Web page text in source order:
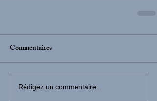
Commentaires
Rédigez un commentaire...